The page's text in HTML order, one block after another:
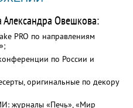
Овешкова:
PRO по направлениям
по России и
оригинальные по декору
журналы «Печь», «Мир